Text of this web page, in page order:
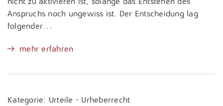
Anspruchs noch ungewiss ist. Der Entscheidung lag
folgender…
mehr erfahren
Kategorie: Urteile - Urheberrecht